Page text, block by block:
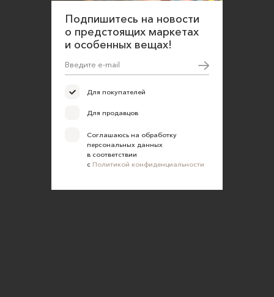
Политика конфиденциальности
Согласие на обработку персональных данных
Подпишитесь на новости
о предстоящих маркетах
и особенных вещах!
Для покупателей
Для продавцов
Соглашаюсь на обработку
персональных данных
в соответствии
с Политикой конфиденциальности